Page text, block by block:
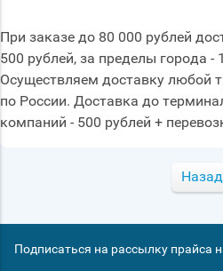
При заказе до 80 000 рублей
500 рублей, за пределы города -
Осуществляем доставку любой
по России. Доставка до
компаний - 500 рублей +
Назад
Подписаться на рассылку прайса